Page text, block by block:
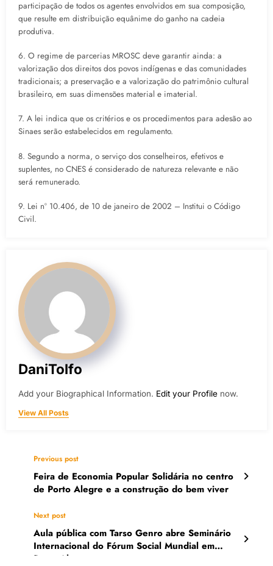
participação de todos os agentes envolvidos em sua composição,
que resulte em distribuição equânime do ganho na cadeia
produtiva.
6. O regime de parcerias MROSC deve garantir ainda: a
valorização dos direitos dos povos indígenas e das comunidades
tradicionais; a preservação e a valorização do patrimônio cultural
brasileiro, em suas dimensões material e imaterial.
7. A lei indica que os critérios e os procedimentos para adesão ao
Sinaes serão estabelecidos em regulamento.
8. Segundo a norma, o serviço dos conselheiros, efetivos e
suplentes, no CNES é considerado de natureza relevante e não
será remunerado.
9. Lei nº 10.406, de 10 de janeiro de 2002 – Institui o Código
Civil.
DaniTolfo
Add your Biographical Information. Edit your Profile now.
View All Posts
Previous post
Feira de Economia Popular Solidária no centro
de Porto Alegre e a construção do bem viver
Next post
Aula pública com Tarso Genro abre Seminário
Internacional do Fórum Social Mundial em
Porto Alegre